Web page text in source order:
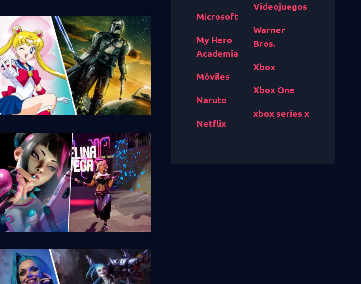
Microsoft
My Hero
Academia
Móviles
Naruto
Netflix
Videojuegos
Warner
Bros.
Xbox
Xbox One
xbox series x